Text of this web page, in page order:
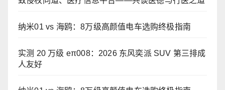
纳米01 vs 海鸥：8万级高颜值电车选购终极指南
实测 20 万级 eπ008：2026 东风奕派 SUV 第三排成
人友好